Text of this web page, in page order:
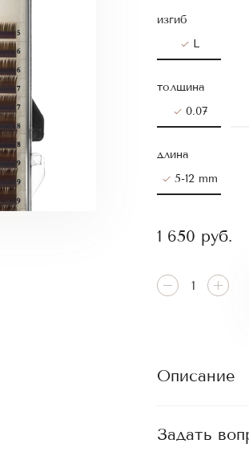
изгиб
L
толщина
0.07
длина
5-12 mm
1 650 руб.
Описание
Задать